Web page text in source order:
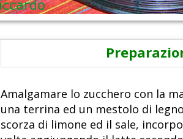
Amalgamare lo zucchero con la
una terrina ed un mestolo di
scorza di limone ed il sale,